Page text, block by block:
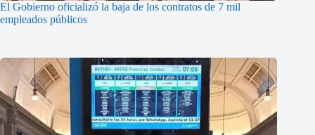
El Gobierno oficializó la baja de los contratos de 7 mil
empleados públicos